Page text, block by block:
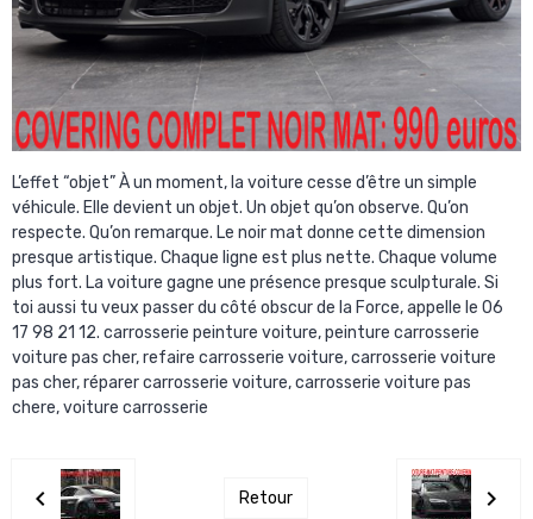
L’effet “objet” À un moment, la voiture cesse d’être un simple
véhicule. Elle devient un objet. Un objet qu’on observe. Qu’on
respecte. Qu’on remarque. Le noir mat donne cette dimension
presque artistique. Chaque ligne est plus nette. Chaque volume
plus fort. La voiture gagne une présence presque sculpturale. Si
toi aussi tu veux passer du côté obscur de la Force, appelle le 06
17 98 21 12. carrosserie peinture voiture, peinture carrosserie
voiture pas cher, refaire carrosserie voiture, carrosserie voiture
pas cher, réparer carrosserie voiture, carrosserie voiture pas
chere, voiture carrosserie
Retour